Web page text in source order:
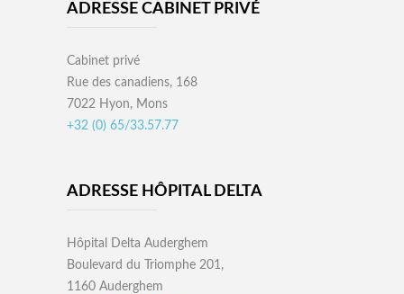
ADRESSE CABINET PRIVÉ
Cabinet privé
Rue des canadiens, 168
7022 Hyon, Mons
+32 (0) 65/33.57.77
ADRESSE HÔPITAL DELTA
Hôpital Delta Auderghem
Boulevard du Triomphe 201,
1160 Auderghem